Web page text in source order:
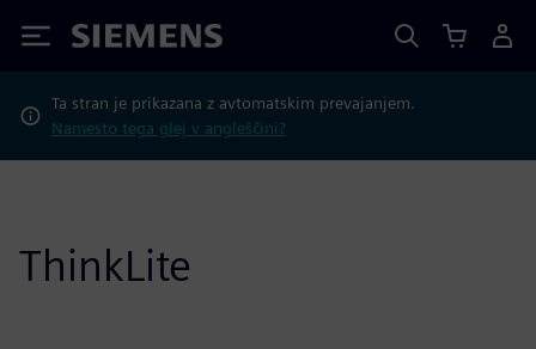
Siemens
Ta stran je prikazana z avtomatskim prevajanjem.
Namesto tega glej v angleščini?
ThinkLite